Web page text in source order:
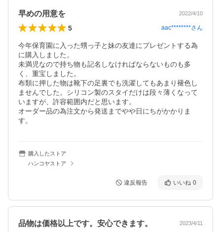
早めの用意を 2022/4/10
5 aac********さん
今年保育園に入った甥っ子と妹の友達にプレゼントする為
に購入しました。
未満児なので持ち物も記名しなければならないものも多
く、重宝しました。
布類に押した物は靴下の足裏でも洗濯してもあまり褪色し
ませんでした。シリコン製のスタイだけは段々薄くなって
いますが、許容範囲内だと思います。
オーダー品の為注文から発送までやや日にちがかかりま
す。
購入したストア
ハンコヤストア
違反報告 いいね 0
品物は価格以上です。安心できます。 2023/4/11